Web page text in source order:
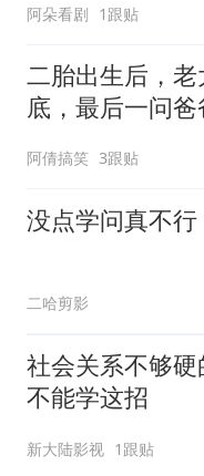
阿朵看剧 1跟贴
二胎出生后，老
底，最后一问爸
阿倩搞笑 3跟贴
没点学问真不行
二哈剪影
社会关系不够
不能学这招
新大陆影视 1跟贴